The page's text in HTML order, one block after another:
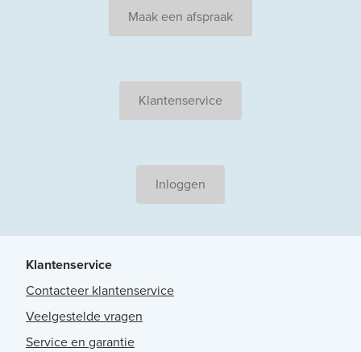
Maak een afspraak
Klantenservice
Inloggen
Klantenservice
Contacteer klantenservice
Veelgestelde vragen
Service en garantie